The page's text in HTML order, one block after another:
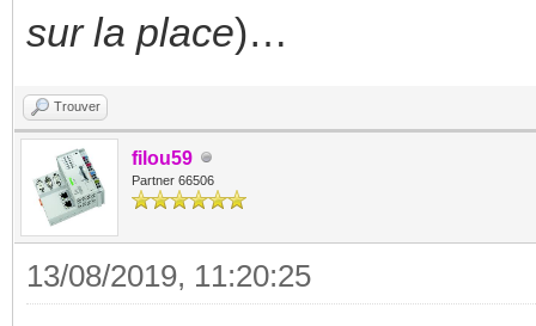
sur la place)…
Trouver
filou59
Partner 66506
13/08/2019, 11:20:25